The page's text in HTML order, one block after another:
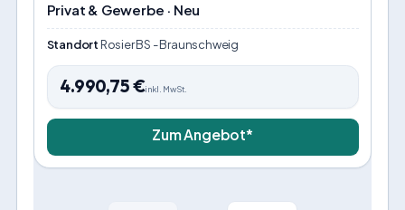
Privat & Gewerbe · Neu
Standort Rosier BS - Braunschweig
4.990,75€inkl. MwSt.
Zum Angebot*